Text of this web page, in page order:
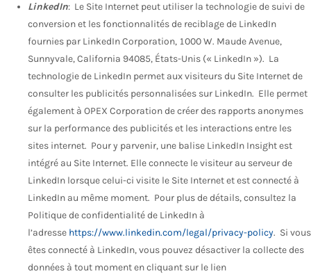
LinkedIn: Le Site Internet peut utiliser la technologie de suivi de
conversion et les fonctionnalités de reciblage de LinkedIn
fournies par LinkedIn Corporation, 1000 W. Maude Avenue,
Sunnyvale, California 94085, États-Unis (« LinkedIn »). La
technologie de LinkedIn permet aux visiteurs du Site Internet de
consulter les publicités personnalisées sur LinkedIn. Elle permet
également à OPEX Corporation de créer des rapports anonymes
sur la performance des publicités et les interactions entre les
sites internet. Pour y parvenir, une balise LinkedIn Insight est
intégré au Site Internet. Elle connecte le visiteur au serveur de
LinkedIn lorsque celui-ci visite le Site Internet et est connecté à
LinkedIn au même moment. Pour plus de détails, consultez la
Politique de confidentialité de LinkedIn à
l’adresse https://www.linkedin.com/legal/privacy-policy. Si vous
êtes connecté à LinkedIn, vous pouvez désactiver la collecte des
données à tout moment en cliquant sur le lien